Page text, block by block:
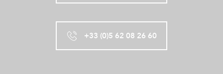
+33 (0)5 62 08 26 60